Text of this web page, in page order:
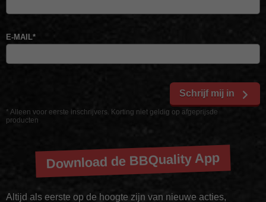
* Alleen voor eerste inschrijvers. Korting niet geldig op afgeprijsde
producten
E-MAIL*
Schrijf mij in
Download de BBQuality App
Altijd als eerste op de hoogte zijn van nieuwe acties,